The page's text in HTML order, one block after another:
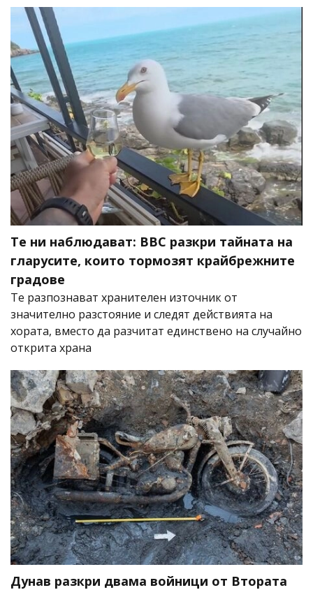
Те ни наблюдават: BBC разкри тайната на
гларусите, които тормозят крайбрежните
градове
Те разпознават хранителен източник от
значително разстояние и следят действията на
хората, вместо да разчитат единствено на случайно
открита храна
Дунав разкри двама войници от Втората